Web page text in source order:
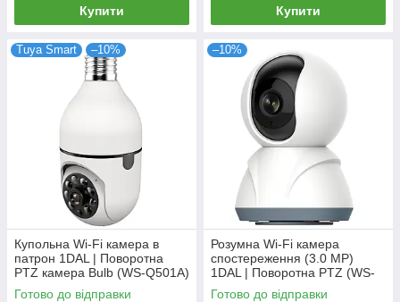
Купити Купити
Tuya Smart –10%
Купольна Wi-Fi камера в
патрон 1DAL | Поворотна
PTZ камера Bulb (WS-Q501A)
APP "Tuya"
Готово до відправки
–10%
Розумна Wi-Fi камера
спостереження (3.0 MP)
1DAL | Поворотна PTZ (WS-
Q503A) APP "Tuya"
Готово до відправки